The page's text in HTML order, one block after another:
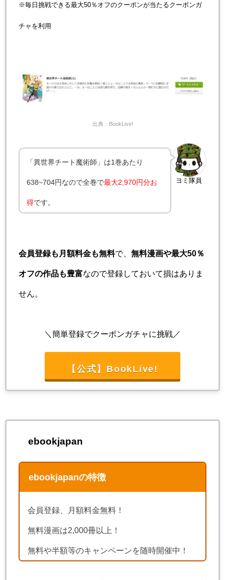
※毎日挑戦できる最大50％オフのクーポンが当たるクーポンガ
チャを利用
出典：BookLive!
ヨミ隊員
「異世界チート魔術師」は1巻あたり
638~704円なので全巻で最大2,970円分お
得です。
会員登録も月額料金も無料で、 無料漫画や最大50％
オフの作品も豊富なので登録しておいて損はありま
せん。
＼簡単登録でクーポンガチャに挑戦／
【公式】BookLive!
ebookjapan
ebookjapanの特徴
会員登録、月額料金無料！
無料漫画は2,000冊以上！
無料や半額等のキャンペーンを随時開催中！